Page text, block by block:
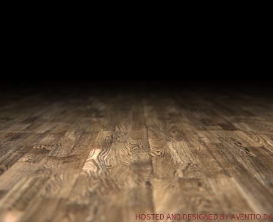
HOSTED AND DESIGNED BY AVENTIO.DK